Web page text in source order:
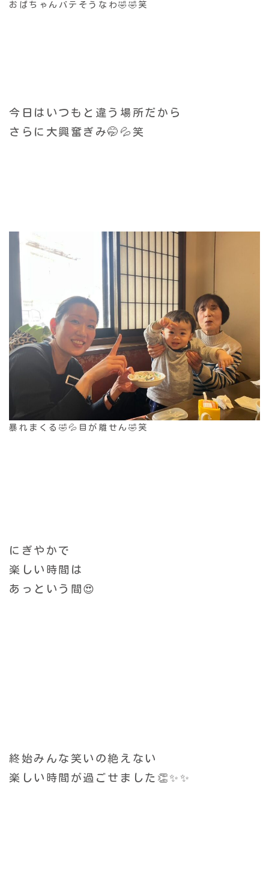
おばちゃんバテそうなわ🤣🤣笑
今日はいつもと違う場所だから
さらに大興奮ぎみ🤭💦笑
暴れまくる🤣💦目が離せん🤣笑
にぎやかで
楽しい時間は
あっという間😍
終始みんな笑いの絶えない
楽しい時間が 過ごせました👏✨✨